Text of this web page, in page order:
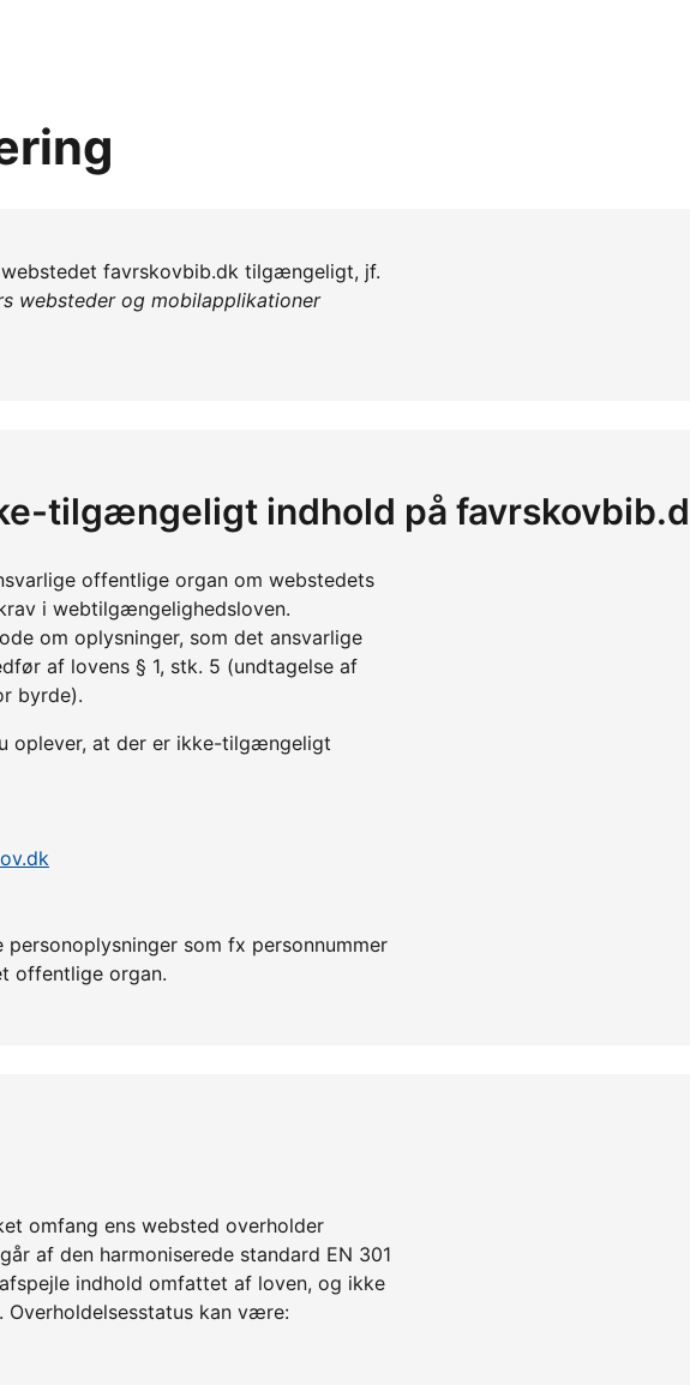
favrskovbib.dk tilgængeligt, jf.
websteder og mobilapplikationer
tilgængeligt indhold på
offentlige organ om webstedets
i webtilgængelighedsloven.
om oplysninger, som det ansvarlige
af lovens § 1, stk. 5 (undtagelse af
byrde).
oplever, at der er ikke-tilgængeligt
som fx personnummer
offentlige organ.
omfang ens websted overholder
af den harmoniserede standard EN 301
indhold omfattet af loven, og ikke
kan være: